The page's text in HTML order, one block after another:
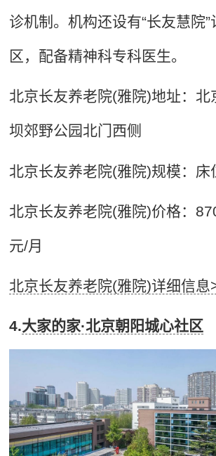
诊机制。机构还设有“长友慧院
区，配备精神科专科医生。
北京长友养老院(雅院)地址：北
坝郊野公园北门西侧
北京长友养老院(雅院)规模：床
北京长友养老院(雅院)价格：
元/月
北京长友养老院(雅院)详细信息
4.大家的家·北京朝阳城心社区